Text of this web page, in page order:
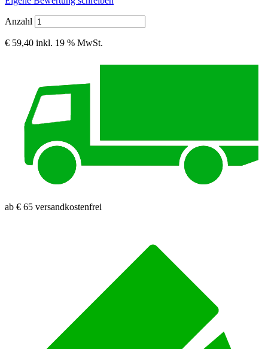
Anzahl
€ 59,40 inkl. 19 % MwSt.
ab € 65 versandkostenfrei